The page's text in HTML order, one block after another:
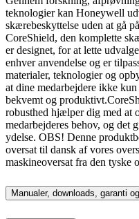
teknologier kan Honeywell
skærebeskyttelse uden at gå
CoreShield, den komplette
er designet, for at lette
enhver anvendelse og er
materialer, teknologier og
at dine medarbejdere ikke
bekvemt og
robusthed hjælper dig med at
medarbejderes behov, og det
ydelse. OBS! Denne
oversat til dansk af vores
maskineoversat fra den tyske
Manualer, downloads, garanti